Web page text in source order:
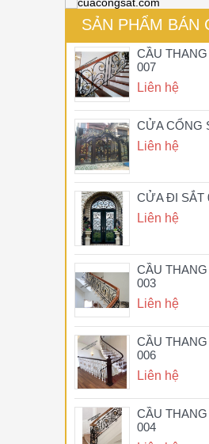
SẢN PHẨM BÁN
CẦU
007
Liên hệ
CỬA CỔNG
Liên hệ
CỬA ĐI SẮT
Liên hệ
CẦU
003
Liên hệ
CẦU
006
Liên hệ
CẦU
004